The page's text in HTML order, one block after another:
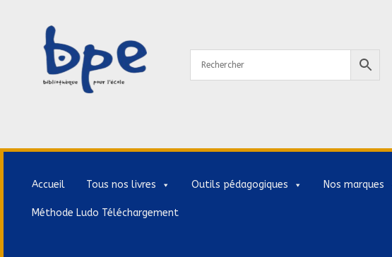
Accueil Tous nos livres Outils pédagogiques Nos marques
Méthode Ludo Téléchargement